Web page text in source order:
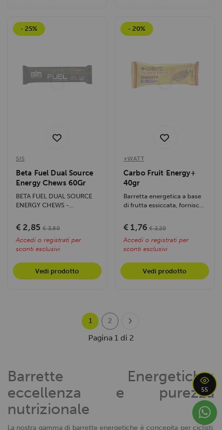
- 25%
SIS
Beta Fuel Dual Source
Energy Chews 60Gr
BETA FUEL DUAL SOURCE
ENERGY CHEWS -
energizzanti SCIENCE IN
SPORT
€ 2,85 € 3,80
Accedi o registrati per
sconti esclusivi
Vedi prodotto
- 20%
+WATT
Carbo Fruit Energy+
40gr
Barretta energetica a base
di frutta essiccata, fornisce
la...
€ 1,76 € 2,20
Accedi o registrati per
sconti esclusivi
Vedi prodotto
1 2
Pagina 1 di 2
Barrette Energetiche:
eccellenza e purezza
nutrizionale
La nostra gamma di barrette energetiche è concepita per ciclisti,
55